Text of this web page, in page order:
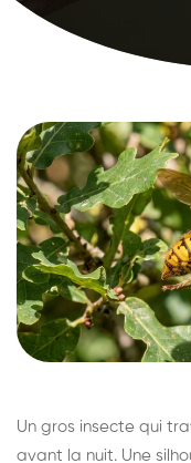
Un gros insecte qui
avant la nuit. Une